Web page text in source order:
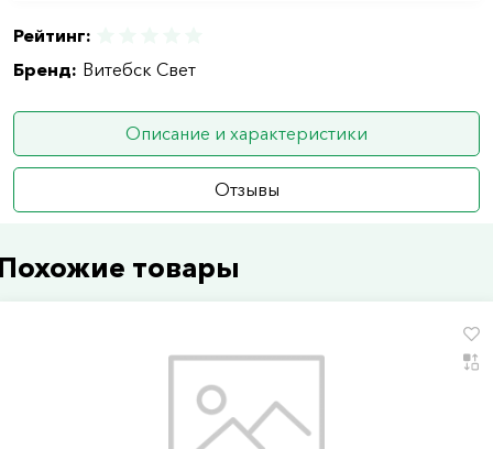
Рейтинг:
Бренд: Витебск Свет
Описание и характеристики
Отзывы
товары